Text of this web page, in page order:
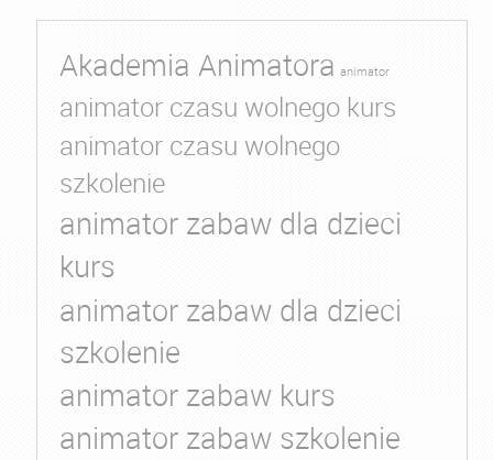
Akademia Animatora animator
animator czasu wolnego kurs
animator czasu wolnego
szkolenie
animator zabaw dla dzieci
kurs
animator zabaw dla dzieci
szkolenie
animator zabaw kurs
animator zabaw szkolenie